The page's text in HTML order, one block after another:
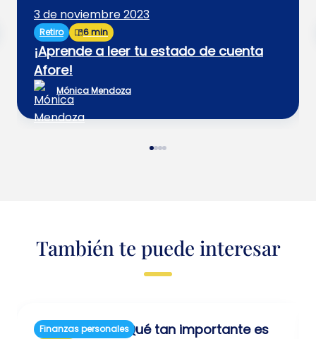
3 de noviembre 2023
Retiro 6 min
¡Aprende a leer tu estado de cuenta
Afore!
Mónica Mendoza
También te puede interesar
Finanzas personales¿Qué tan importante es